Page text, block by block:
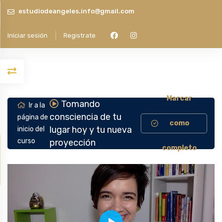
estudiodeangeles.info@gmail.com
Iniciar sesión Registrate
Ir a la
página de
inicio del
curso
Tomando
consciencia de tu
lugar hoy y tu nueva
proyección
Marcar
como
completo